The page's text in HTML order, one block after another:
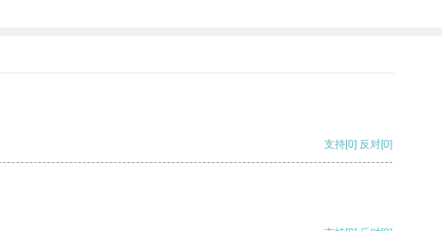
支持[0] 反对[0]